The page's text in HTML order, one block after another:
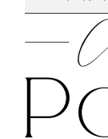
み
一